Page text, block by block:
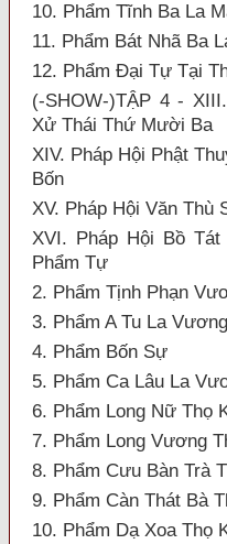
10. Phẩm Tĩnh Ba La
11. Phẩm Bát Nhã Ba
12. Phẩm Đại Tự Tại
(-SHOW-)TẬP 4 -
Xử Thái Thứ Mười Ba
XIV. Pháp Hội Phật
Bốn
XV. Pháp Hội Văn
XVI. Pháp Hội Bồ
Phẩm Tự
2. Phẩm Tịnh Phạn
3. Phẩm A Tu La
4. Phẩm Bốn Sự
5. Phẩm Ca Lâu La
6. Phẩm Long Nữ Thọ
7. Phẩm Long Vương
8. Phẩm Cưu Bàn Trà
9. Phẩm Càn Thát Bà
10. Phẩm Dạ Xoa Thọ